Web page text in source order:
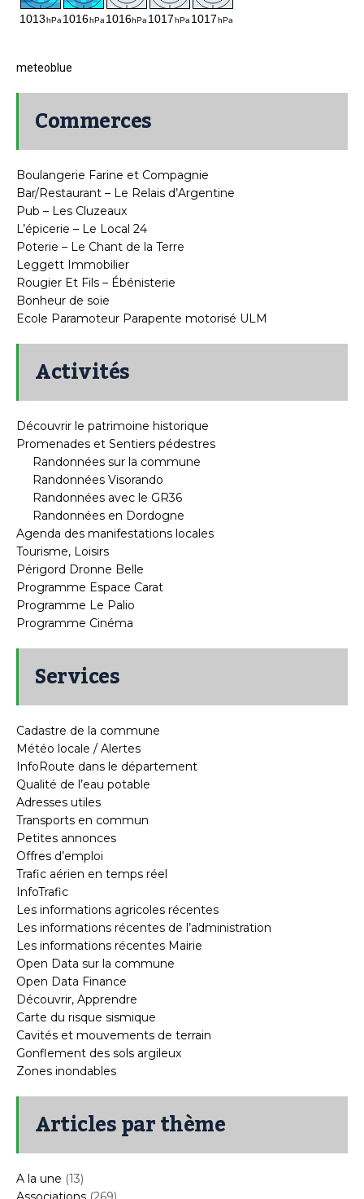
meteoblue
Commerces
Boulangerie Farine et Compagnie
Bar/Restaurant – Le Relais d’Argentine
Pub – Les Cluzeaux
L’épicerie – Le Local 24
Poterie – Le Chant de la Terre
Leggett Immobilier
Rougier Et Fils – Ébénisterie
Bonheur de soie
Ecole Paramoteur Parapente motorisé ULM
Activités
Découvrir le patrimoine historique
Promenades et Sentiers pédestres
Randonnées sur la commune
Randonnées Visorando
Randonnées avec le GR36
Randonnées en Dordogne
Agenda des manifestations locales
Tourisme, Loisirs
Périgord Dronne Belle
Programme Espace Carat
Programme Le Palio
Programme Cinéma
Services
Cadastre de la commune
Météo locale / Alertes
InfoRoute dans le département
Qualité de l’eau potable
Adresses utiles
Transports en commun
Petites annonces
Offres d’emploi
Trafic aérien en temps réel
InfoTrafic
Les informations agricoles récentes
Les informations récentes de l’administration
Les informations récentes Mairie
Open Data sur la commune
Open Data Finance
Découvrir, Apprendre
Carte du risque sismique
Cavités et mouvements de terrain
Gonflement des sols argileux
Zones inondables
Articles par thème
A la une (13)